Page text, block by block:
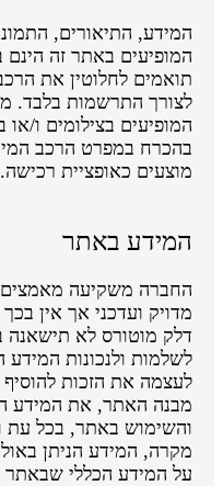
המידע, התיאורים,
המופיעים באתר זה הינם
תואמים לחלוטין את הרכב
לצורך התרשמות בלבד.
המופיעים בצילומים ו/או
בהכרח במפרט הרכב
מוצעים כאופציית רכישה.
המידע באתר
החברה משקיעה מאמצים
מדויק ועדכני אך אין בכך
דלק מוטורס לא תישאנה
לשלמות ולנכונות המידע
לעצמה את הזכות להוסיף
מבנה האתר, את המידע
והשימוש באתר, בכל עת
מקרה, המידע הניתן
על המידע הכללי שבאתר